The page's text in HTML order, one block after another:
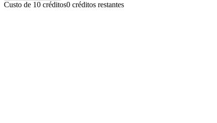
Custo de 10 créditos0 créditos restantes